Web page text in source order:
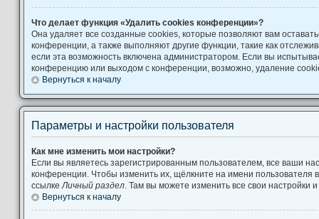
Что делает функция «Удалить cookies конференции»?
Она удаляет все созданные cookies, которые позволяют вам
конференции, а также выполняют другие функции, такие как
если эта возможность включена администратором. Если вы
конференцию или выходом с конференции, возможно, удаление
Вернуться к началу
Параметры и настройки пользователя
Как мне изменить мои настройки?
Если вы являетесь зарегистрированным пользователем, все ваши
конференции. Чтобы изменить их, щёлкните на имени пользователя
ссылке Личный раздел . Там вы можете изменить все свои настройки
Вернуться к началу